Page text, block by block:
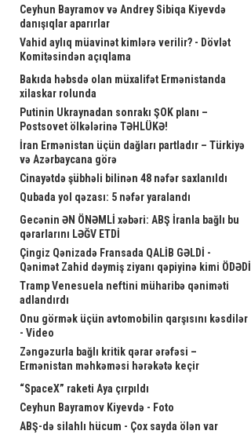
Ceyhun Bayramov və Andrey Sibiqa Kiyevdə
danışıqlar aparırlar
Vahid aylıq müavinət kimlərə verilir? - Dövlət
Komitəsindən açıqlama
Bakıda həbsdə olan müxalifət Ermənistanda
xilaskar rolunda
Putinin Ukraynadan sonrakı ŞOK planı –
Postsovet ölkələrinə TƏHLÜKƏ!
İran Ermənistan üçün dağları partladır – Türkiyə
və Azərbaycana görə
Cinayətdə şübhəli bilinən 48 nəfər saxlanıldı
Qubada yol qəzası: 5 nəfər yaralandı
Gecənin ƏN ÖNƏMLİ xəbəri: ABŞ İranla bağlı bu
qərarlarını LƏĞV ETDİ
Çingiz Qənizadə Fransada QALİB GƏLDİ -
Qənimət Zahid dəymiş ziyanı qəpiyinə kimi ÖDƏDİ
Tramp Venesuela neftini müharibə qəniməti
adlandırdı
Onu görmək üçün avtomobilin qarşısını kəsdilər
- Video
Zəngəzurla bağlı kritik qərar ərəfəsi –
Ermənistan məhkəməsi hərəkətə keçir
“SpaceX” raketi Aya çırpıldı
Ceyhun Bayramov Kiyevdə - Foto
ABŞ-də silahlı hücum - Çox sayda ölən var